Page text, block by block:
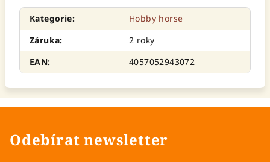
Kategorie:
Hobby horse
Záruka:
2 roky
EAN: 4057052943072
Odebírat newsletter